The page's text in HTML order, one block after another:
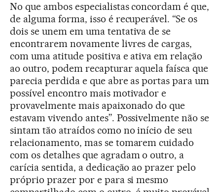
No que ambos especialistas concordam é que,
de alguma forma, isso é recuperável. “Se os
dois se unem em uma tentativa de se
encontrarem novamente livres de cargas,
com uma atitude positiva e ativa em relação
ao outro, podem recapturar aquela faísca que
parecia perdida e que abre as portas para um
possível encontro mais motivador e
provavelmente mais apaixonado do que
estavam vivendo antes”. Possivelmente não se
sintam tão atraídos como no início de seu
relacionamento, mas se tomarem cuidado
com os detalhes que agradam o outro, a
carícia sentida, a dedicação ao prazer pelo
próprio prazer por e para si mesmo